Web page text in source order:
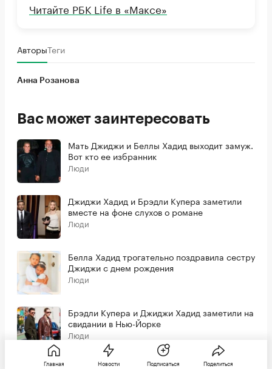
Читайте РБК Life в «Максе»
АвторыТеги
Анна Розанова
Вас может заинтересовать
Мать Джиджи и Беллы Хадид выходит замуж.
Вот кто ее избранник
Люди
Джиджи Хадид и Брэдли Купера заметили
вместе на фоне слухов о романе
Люди
Белла Хадид трогательно поздравила сестру
Джиджи с днем рождения
Люди
Брэдли Купера и Джиджи Хадид заметили на
свидании в Нью-Йорке
Люди
Главная Новости Подписаться Поделиться